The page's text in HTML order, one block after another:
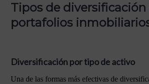
Tipos de diversificación
portafolios
Diversificación por tipo de activo
Una de las formas más efectivas de